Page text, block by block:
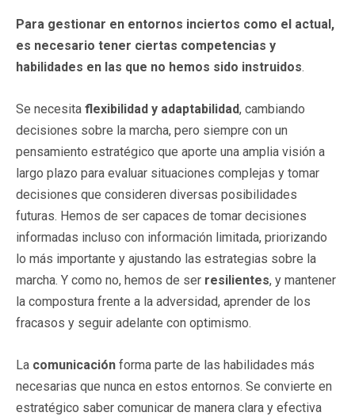
Para gestionar en entornos inciertos como el actual,
es necesario tener ciertas competencias y
habilidades en las que no hemos sido instruidos.
Se necesita flexibilidad y adaptabilidad, cambiando
decisiones sobre la marcha, pero siempre con un
pensamiento estratégico que aporte una amplia visión a
largo plazo para evaluar situaciones complejas y tomar
decisiones que consideren diversas posibilidades
futuras. Hemos de ser capaces de tomar decisiones
informadas incluso con información limitada, priorizando
lo más importante y ajustando las estrategias sobre la
marcha. Y como no, hemos de ser resilientes, y mantener
la compostura frente a la adversidad, aprender de los
fracasos y seguir adelante con optimismo.
La comunicación forma parte de las habilidades más
necesarias que nunca en estos entornos. Se convierte en
estratégico saber comunicar de manera clara y efectiva